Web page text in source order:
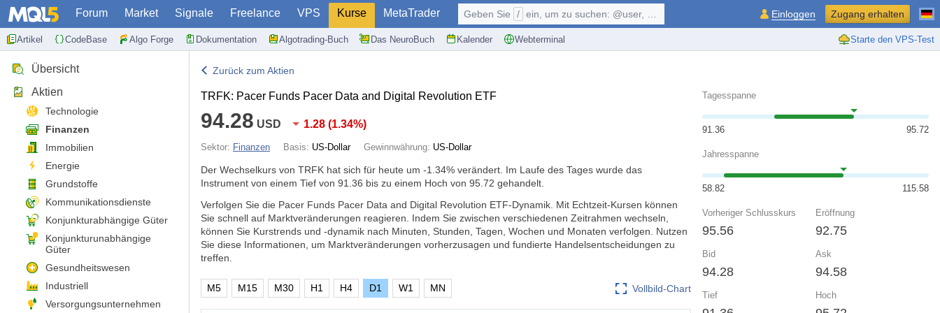
Forum Market Signale Freelance VPS Kurse MetaTrader
Artikel CodeBase Algo Forge Dokumentation Algotrading-Buch Das NeuroBuch Kalender Webterminal Starte den VPS-Test
Geben Sie / ein, um zu suchen: @user, $symbol, ... Einloggen Zugang erhalten
Übersicht
Aktien
Technologie
Finanzen
Immobilien
Energie
Grundstoffe
Kommunikationsdienste
Konjunkturabhängige Güter
Konjunkturunabhängige
Güter
Gesundheitswesen
Industriell
Versorgungsunternehmen
Zurück zum Aktien
TRFK: Pacer Funds Pacer Data and Digital Revolution ETF
94.28 USD 1.28 (1.34%)
Sektor: Finanzen Basis: US-Dollar Gewinnwährung: US-Dollar
Der Wechselkurs von TRFK hat sich für heute um -1.34% verändert. Im Laufe des Tages wurde das
Instrument von einem Tief von 91.36 bis zu einem Hoch von 95.72 gehandelt.
Verfolgen Sie die Pacer Funds Pacer Data and Digital Revolution ETF-Dynamik. Mit Echtzeit-Kursen können
Sie schnell auf Marktveränderungen reagieren. Indem Sie zwischen verschiedenen Zeitrahmen wechseln,
können Sie Kurstrends und -dynamik nach Minuten, Stunden, Tagen, Wochen und Monaten verfolgen. Nutzen
Sie diese Informationen, um Marktveränderungen vorherzusagen und fundierte Handelsentscheidungen zu
treffen.
Vollbild-Chart
M5 M15 M30 H1 H4 D1 W1 MN
Tagesspanne
91.36 95.72
Jahresspanne
58.82 115.58
Vorheriger Schlusskurs
95.56
Eröffnung
92.75
Bid
94.28
Ask
94.58
Tief Hoch